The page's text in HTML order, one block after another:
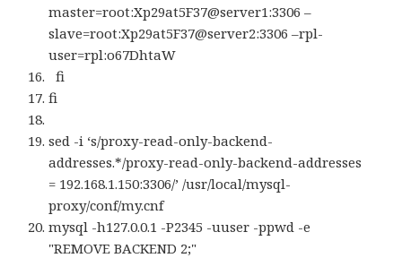
master=root:Xp29at5F37@server1:3306 –
slave=root:Xp29at5F37@server2:3306 –rpl-
user=rpl:o67DhtaW
fi
fi
sed -i ‘s/proxy-read-only-backend-
addresses.*/proxy-read-only-backend-addresses
= 192.168.1.150:3306/’ /usr/local/mysql-
proxy/conf/my.cnf
mysql -h127.0.0.1 -P2345 -uuser -ppwd -e
"REMOVE BACKEND 2;"